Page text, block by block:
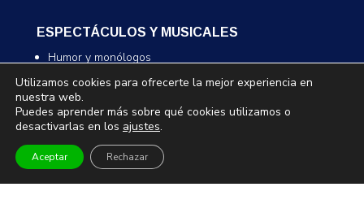
ESPECTÁCULOS Y MUSICALES
Humor y monólogos
Musicales
Infantil y familiar
Magia
Utilizamos cookies para ofrecerte la mejor experiencia en
nuestra web.
Puedes aprender más sobre qué cookies utilizamos o
desactivarlas en los ajustes.
Aceptar Rechazar